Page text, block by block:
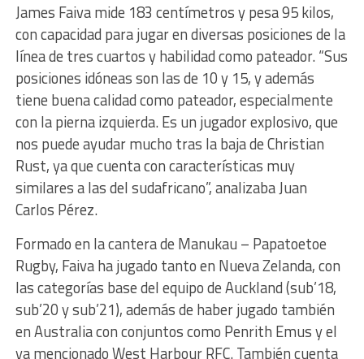
James Faiva mide 183 centímetros y pesa 95 kilos,
con capacidad para jugar en diversas posiciones de la
línea de tres cuartos y habilidad como pateador. “Sus
posiciones idóneas son las de 10 y 15, y además
tiene buena calidad como pateador, especialmente
con la pierna izquierda. Es un jugador explosivo, que
nos puede ayudar mucho tras la baja de Christian
Rust, ya que cuenta con características muy
similares a las del sudafricano”, analizaba Juan
Carlos Pérez.
Formado en la cantera de Manukau – Papatoetoe
Rugby, Faiva ha jugado tanto en Nueva Zelanda, con
las categorías base del equipo de Auckland (sub’18,
sub’20 y sub’21), además de haber jugado también
en Australia con conjuntos como Penrith Emus y el
ya mencionado West Harbour RFC. También cuenta